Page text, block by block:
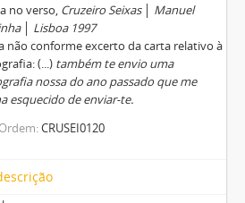
no verso, Cruzeiro Seixas│ Manuel
│ Lisboa 1997
não conforme excerto da carta relativo à
(...) também te envio uma
nossa do ano passado que me
esquecido de enviar-te.
CRUSEI0120